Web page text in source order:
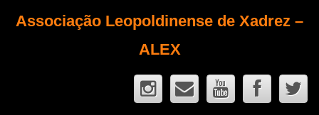
Associação Leopoldinense de Xadrez –
ALEX